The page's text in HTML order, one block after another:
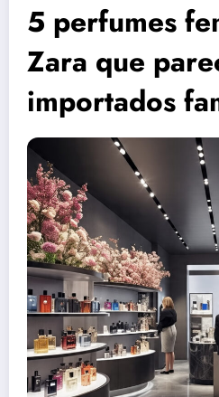
5 perfumes
Zara que
importados